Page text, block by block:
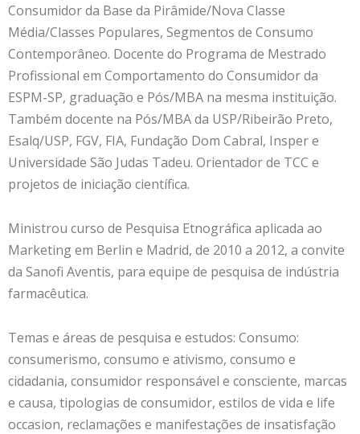
Consumidor da Base da Pirâmide/Nova Classe
Média/Classes Populares, Segmentos de Consumo
Contemporâneo. Docente do Programa de Mestrado
Profissional em Comportamento do Consumidor da
ESPM-SP, graduação e Pós/MBA na mesma instituição.
Também docente na Pós/MBA da USP/Ribeirão Preto,
Esalq/USP, FGV, FIA, Fundação Dom Cabral, Insper e
Universidade São Judas Tadeu. Orientador de TCC e
projetos de iniciação científica.
Ministrou curso de Pesquisa Etnográfica aplicada ao
Marketing em Berlin e Madrid, de 2010 a 2012, a convite
da Sanofi Aventis, para equipe de pesquisa de indústria
farmacêutica.
Temas e áreas de pesquisa e estudos: Consumo:
consumerismo, consumo e ativismo, consumo e
cidadania, consumidor responsável e consciente, marcas
e causa, tipologias de consumidor, estilos de vida e life
occasion, reclamações e manifestações de insatisfação